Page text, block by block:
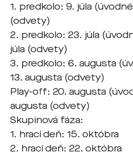
1. predkolo: 9. júla
(odvety)
2. predkolo: 23. júla
júla (odvety)
3. predkolo: 6. augusta
13. augusta (odvety)
Play-off: 20. augusta
augusta (odvety)
Skupinová fáza:
1. hrací deň: 15. októbra
2. hrací deň: 22. októbra